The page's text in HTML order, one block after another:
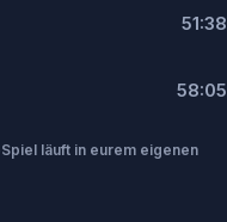
51:38
58:05
läuft in eurem eigenen